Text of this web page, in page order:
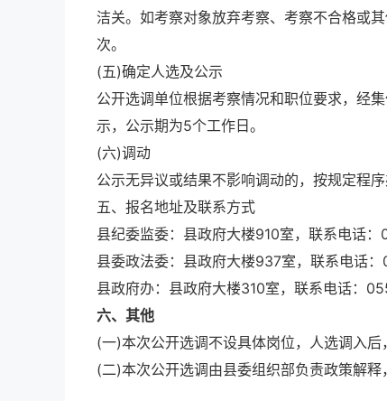
洁关。如考察对象放弃考察、考察不合格或
次。
(五)确定人选及公示
公开选调单位根据考察情况和职位要求，经
示，公示期为5个工作日。
(六)调动
公示无异议或结果不影响调动的，按规定程序
五、报名地址及联系方式
县纪委监委：县政府大楼910室，联系电话
县委政法委：县政府大楼937室，联系电话
县政府办：县政府大楼310室，联系电话：
六、其他
(一)本次公开选调不设具体岗位，人选调入后
(二)本次公开选调由县委组织部负责政策解